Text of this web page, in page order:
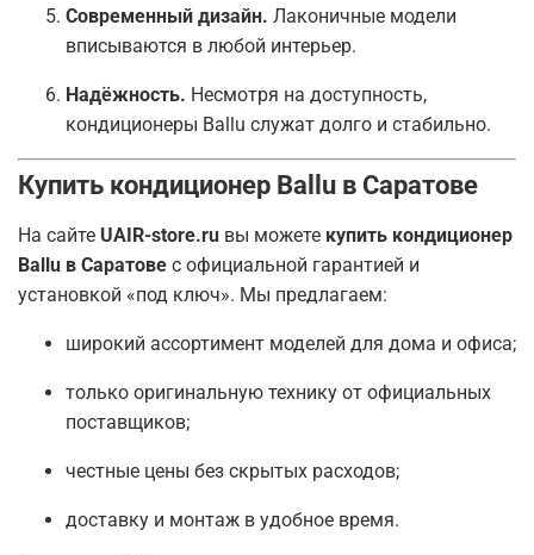
Современный дизайн. Лаконичные модели
вписываются в любой интерьер.
Надёжность. Несмотря на доступность,
кондиционеры Ballu служат долго и стабильно.
Купить кондиционер Ballu в Саратове
На сайте UAIR-store.ru вы можете купить кондиционер
Ballu в Саратове с официальной гарантией и
установкой «под ключ». Мы предлагаем:
широкий ассортимент моделей для дома и офиса;
только оригинальную технику от официальных
поставщиков;
честные цены без скрытых расходов;
доставку и монтаж в удобное время.